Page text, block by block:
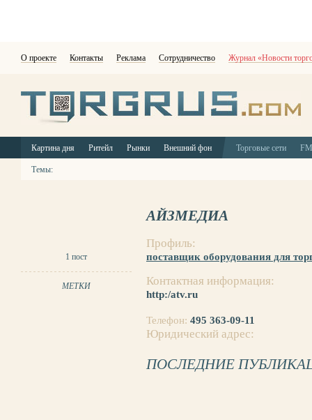
О проекте Контакты Реклама Сотрудничество Журнал «Новости
Картина дня Ритейл Рынки Внешний фон Торговые сети
Темы:
1 пост
МЕТКИ
АЙЗМЕДИА
Профиль:
поставщик оборудования для
Контактная информация:
http:/atv.ru
Телефон: 495 363-09-11
Юридический адрес:
ПОСЛЕДНИЕ